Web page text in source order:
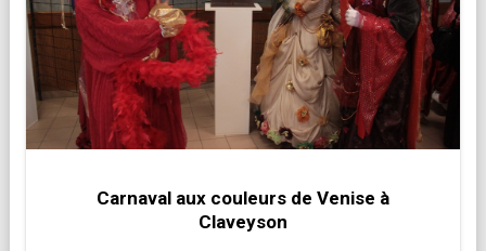
Carnaval aux couleurs de Venise à
Claveyson